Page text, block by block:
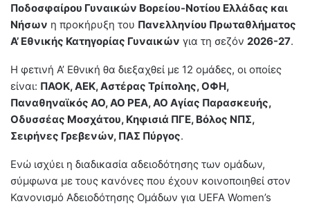
Ποδοσφαίρου Γυναικών Βορείου-Νοτίου Ελλάδας και
Νήσων η προκήρυξη του Πανελληνίου Πρωταθλήματος
Α’ Εθνικής Κατηγορίας Γυναικών για τη σεζόν 2026-27.
Η φετινή Α’ Εθνική θα διεξαχθεί με 12 ομάδες, οι οποίες
είναι: ΠΑΟΚ, ΑΕΚ, Αστέρας Τρίπολης, ΟΦΗ,
Παναθηναϊκός ΑΟ, ΑΟ ΡΕΑ, ΑΟ Αγίας Παρασκευής,
Οδυσσέας Μοσχάτου, Κηφισιά ΠΓΕ, Βόλος ΝΠΣ,
Σειρήνες Γρεβενών, ΠΑΣ Πύργος.
Ενώ ισχύει η διαδικασία αδειοδότησης των ομάδων,
σύμφωνα με τους κανόνες που έχουν κοινοποιηθεί στον
Κανονισμό Αδειοδότησης Ομάδων για UEFA Women’s